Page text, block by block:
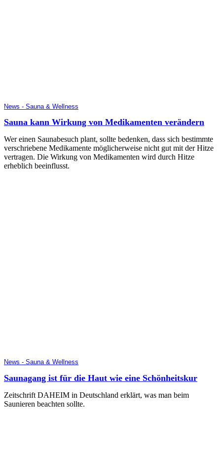
News - Sauna & Wellness
Sauna kann Wirkung von Medikamenten verändern
Wer einen Saunabesuch plant, sollte bedenken, dass sich bestimmte
verschriebene Medikamente möglicherweise nicht gut mit der Hitze
vertragen. Die Wirkung von Medikamenten wird durch Hitze
erheblich beeinflusst.
News - Sauna & Wellness
Saunagang ist für die Haut wie eine Schönheitskur
Zeitschrift DAHEIM in Deutschland erklärt, was man beim
Saunieren beachten sollte.